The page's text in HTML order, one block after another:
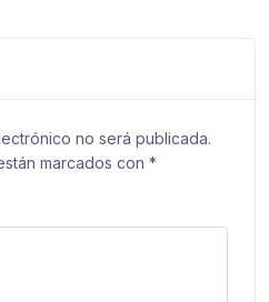
no será publicada.
marcados con *